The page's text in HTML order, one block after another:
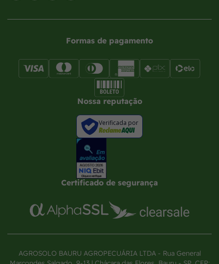
Formas de pagamento
Nossa reputação
Verificada por
Certificado de segurança
AGROSOLO BAURU AGROPECUÁRIA LTDA - Rua General